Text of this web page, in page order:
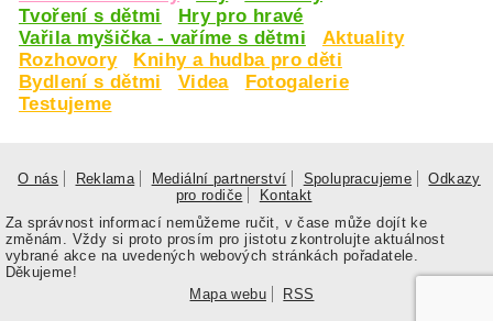
Tvoření s dětmi
Hry pro hravé
Vařila myšička - vaříme s dětmi
Aktuality
Rozhovory
Knihy a hudba pro děti
Bydlení s dětmi
Videa
Fotogalerie
Testujeme
O nás Reklama Mediální partnerství Spolupracujeme
Odkazy
pro rodiče
Kontakt
Za správnost informací nemůžeme ručit, v čase může dojít ke
změnám. Vždy si proto prosím pro jistotu zkontrolujte aktuálnost
vybrané akce na uvedených webových stránkách pořadatele.
Děkujeme!
Mapa webu
RSS